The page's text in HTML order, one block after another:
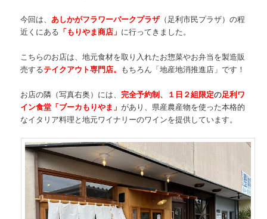
今回は、 あしかがフラワーパークプラザ（足利市民プラザ）の程
近くにある 「もりやま商店」 に行ってきました。
こちらのお店は、地元食材を取り入れたお惣菜やお弁当を製造販
売するテイクアウト専門店。 もちろん「地産地消推進店」です！
お店の隣（写真右奥）には、完全予約制、 １日２組限定の足利ワ
イン食堂「ブーカもりやま」があり、県産農産物を使った本格的
なイタリア料理と地元ワイナリーのワインを提供しています。